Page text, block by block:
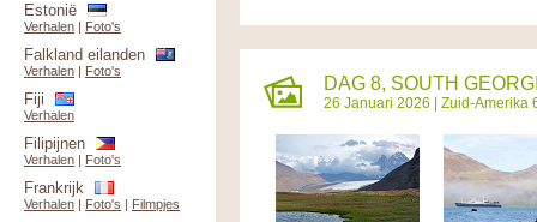
DAG 8, SOUTH
26 Januari 2026 | Zuid-Amerika
Estonië
Verhalen | Foto's
Falkland eilanden
Verhalen | Foto's
Fiji
Verhalen
Filipijnen
Verhalen | Foto's
Frankrijk
Verhalen | Foto's | Filmpjes